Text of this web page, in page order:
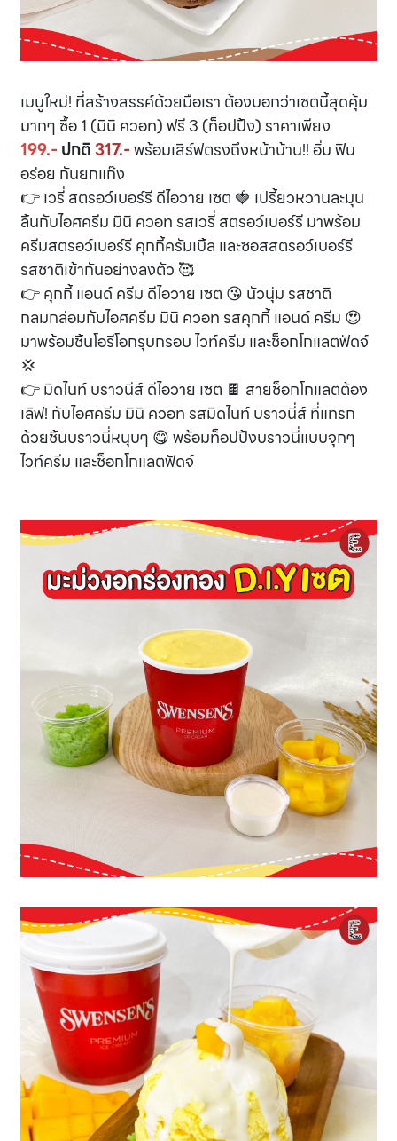
เมนูใหม่! ที่สร้างสรรค์ด้วยมือเรา ต้องบอกว่าเซตนี้สุดคุ้ม
มากๆ ซื้อ 1 (มินิ ควอท) ฟรี 3 (ท็อปปิ้ง) ราคาเพียง
199.- ปกติ317.-พร้อมเสิร์ฟตรงถึงหน้าบ้าน!! อิ่ม ฟิน
อร่อย กันยกแก๊ง
👉 เวรี่ สตรอว์เบอร์รี ดีไอวาย เซต 🍓 เปรี้ยวหวานละมุน
ลิ้นกับไอศครีม มินิ ควอท รสเวรี่ สตรอว์เบอร์รี มาพร้อม
ครีมสตรอว์เบอร์รี คุกกี้ครัมเบิ้ล และซอสสตรอว์เบอร์รี
รสชาติเข้ากันอย่างลงตัว 🥰
👉 คุกกี้ แอนด์ ครีม ดีไอวาย เซต 😘 นัวนุ่ม รสชาติ
กลมกล่อมกับไอศครีม มินิ ควอท รสคุกกี้ แอนด์ ครีม 😍
มาพร้อมชิ้นโอรีโอกรุบกรอบ ไวท์ครีม และช็อกโกแลตฟัดจ์
💢
👉 มิดไนท์ บราวนีส์ ดีไอวาย เซต 🍫 สายช็อกโกแลตต้อง
เลิฟ! กับไอศครีม มินิ ควอท รสมิดไนท์ บราวนี่ส์ ที่แทรก
ด้วยชิ้นบราวนี่หนุบๆ 😋 พร้อมท็อปปิ้งบราวนี่แบบจุกๆ
ไวท์ครีม และช็อกโกแลตฟัดจ์